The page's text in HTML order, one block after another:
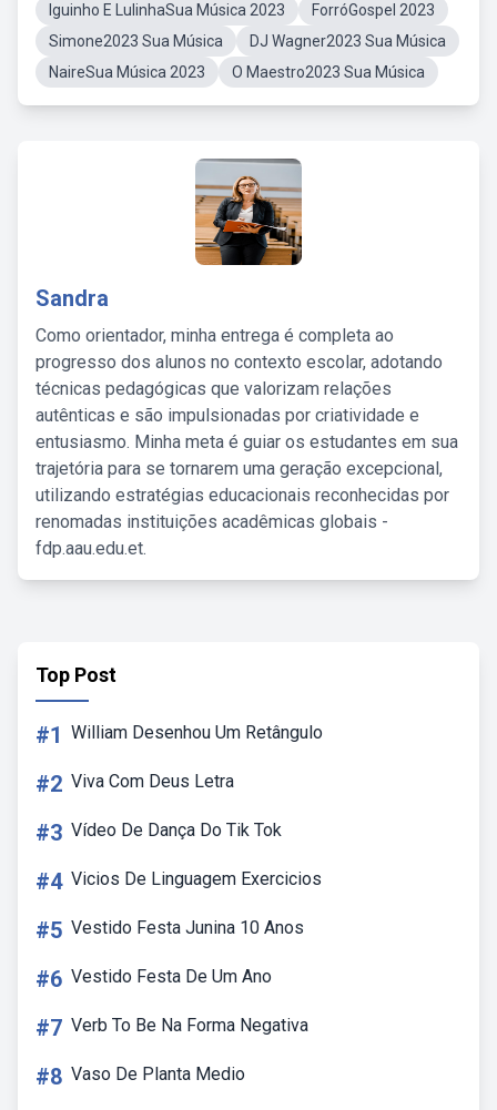
Iguinho E LulinhaSua Música 2023
ForróGospel 2023
Simone2023 Sua Música
DJ Wagner2023 Sua Música
NaireSua Música 2023
O Maestro2023 Sua Música
Sandra
Como orientador, minha entrega é completa ao
progresso dos alunos no contexto escolar, adotando
técnicas pedagógicas que valorizam relações
autênticas e são impulsionadas por criatividade e
entusiasmo. Minha meta é guiar os estudantes em sua
trajetória para se tornarem uma geração excepcional,
utilizando estratégias educacionais reconhecidas por
renomadas instituições acadêmicas globais -
fdp.aau.edu.et.
Top Post
#1 William Desenhou Um Retângulo
#2 Viva Com Deus Letra
#3 Vídeo De Dança Do Tik Tok
#4 Vicios De Linguagem Exercicios
#5 Vestido Festa Junina 10 Anos
#6 Vestido Festa De Um Ano
#7 Verb To Be Na Forma Negativa
#8 Vaso De Planta Medio